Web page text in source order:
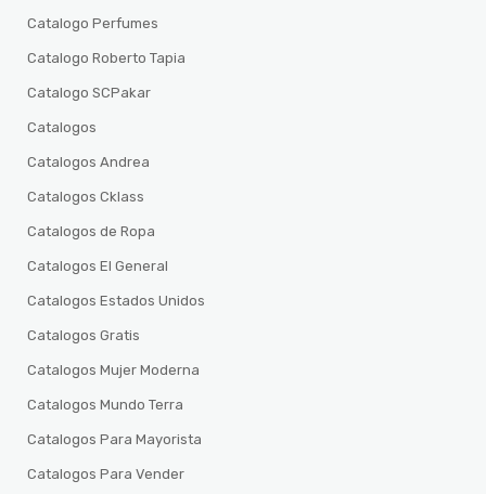
Catalogo Perfumes
Catalogo Roberto Tapia
Catalogo SCPakar
Catalogos
Catalogos Andrea
Catalogos Cklass
Catalogos de Ropa
Catalogos El General
Catalogos Estados Unidos
Catalogos Gratis
Catalogos Mujer Moderna
Catalogos Mundo Terra
Catalogos Para Mayorista
Catalogos Para Vender